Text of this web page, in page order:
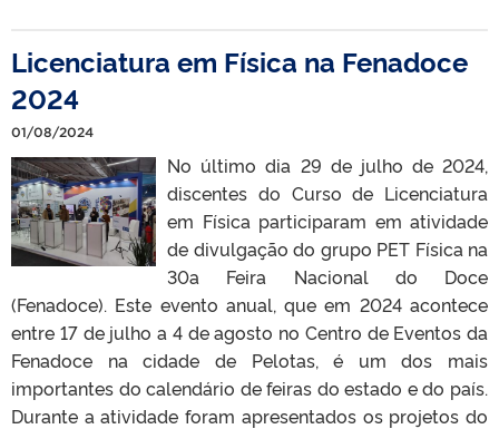
Licenciatura em Física na Fenadoce
2024
01/08/2024
No último dia 29 de julho de 2024,
discentes do Curso de Licenciatura
em Física participaram em atividade
de divulgação do grupo PET Física na
30a Feira Nacional do Doce
(Fenadoce). Este evento anual, que em 2024 acontece
entre 17 de julho a 4 de agosto no Centro de Eventos da
Fenadoce na cidade de Pelotas, é um dos mais
importantes do calendário de feiras do estado e do país.
Durante a atividade foram apresentados os projetos do